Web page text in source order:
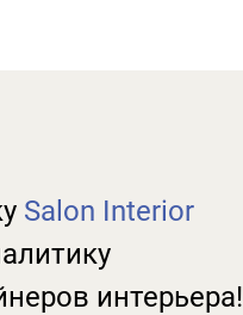
Salon Interior
интерьера!